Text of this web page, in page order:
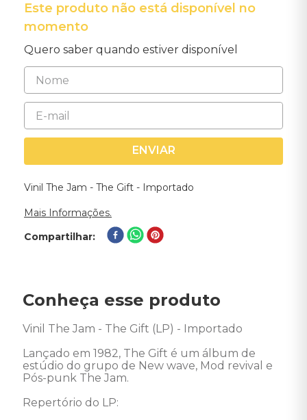
Este produto não está disponível no
momento
Quero saber quando estiver disponível
ENVIAR
Vinil The Jam - The Gift - Importado
Mais Informações.
Compartilhar
Conheça esse produto
Vinil The Jam - The Gift (LP) - Importado
Lançado em 1982, The Gift é um álbum de
estúdio do grupo de New wave, Mod revival e
Pós-punk The Jam.
Repertório do LP: